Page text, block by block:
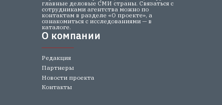
Редакция
Партнеры
главные деловые СМИ страны. Связаться с
сотрудниками агентства можно по
контактам в разделе «О проекте», а
ознакомиться с исследованиями — в
каталоге.
Новости проекта
Контакты
О компании
О компании